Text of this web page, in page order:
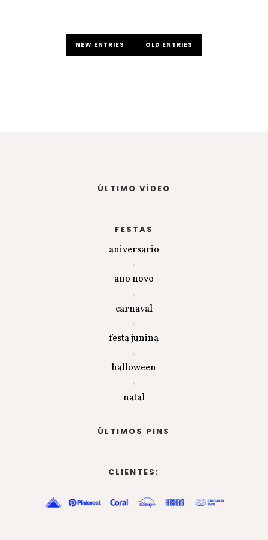
NEW ENTRIES OLD ENTRIES
ÚLTIMO VÍDEO
FESTAS
aniversario
ano novo
carnaval
festa junina
halloween
natal
ÚLTIMOS PINS
CLIENTES: